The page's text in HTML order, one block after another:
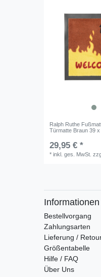
Ralph Ruthe
Türmatte Braun 39
29,95 € *
*inkl. ges. MwSt.
Informationen
Bestellvorgang
Zahlungsarten
Lieferung /
Größentabelle
Hilfe / FAQ
Über Uns